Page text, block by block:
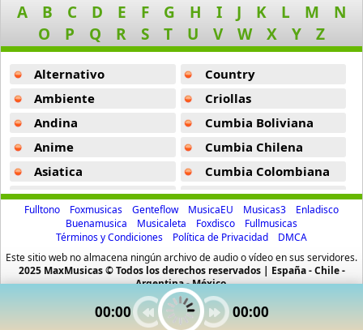
Audio El Sonido Musikal
3 músicas online
Babilonia
Baby Karen
17 músicas online
Baby Ranks
16 músicas online
Baby Rasta
21 músicas online
Baby Rasta Y Gringo
00:00 00:00
Perrounska -Baby Rasta
Toma Nena -Baby Rasta
A
B C D E F G H I J K L M
N
O
P Q R S T U V W X Y Z
Alternativo
Ambiente
Andina
Anime
Asiatica
Atevip
Bachatas
Baladas
Baladas De Oro
Country
Criollas
Cumbia Boliviana
Cumbia Chilena
Cumbia Colombiana
Cumbia Ecuatoriana
Cumbia Mexicana
Cumbia Pop
Cumbia Surena
Cumbias
CumbiaSur
Fulltono Foxmusicas Genteflow MusicaEU Musicas3
Enladisco
Buenamusica
Musicaleta Foxdisco
Fullmusicas
Términos y Condiciones
Política de Privacidad
DMCA
Este sitio web no almacena ningún archivo de audio o vídeo en sus servidores.
2025 MaxMusicas © Todos los derechos reservados | España - Chile -
Argentina - México.